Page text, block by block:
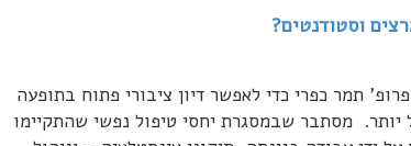
וסטודנטים?
תמר כפרי כדי לאפשר דיון ציבורי פתוח בתופעה
יותר. מסתבר שבמסגרת יחסי טיפול נפשי שהתקיימו